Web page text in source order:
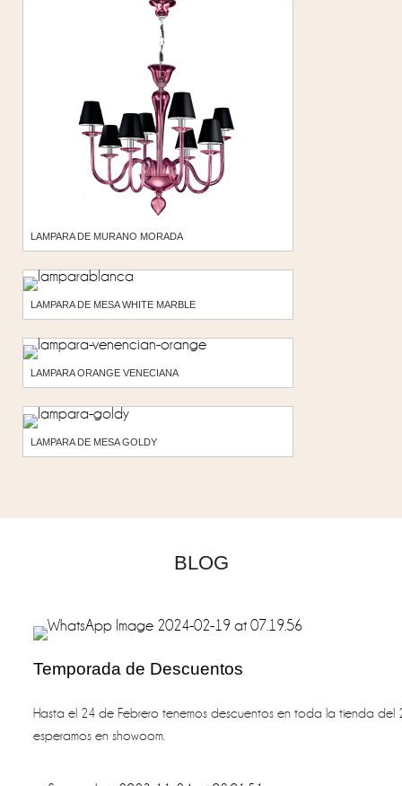
LAMPARA DE MURANO MORADA
LAMPARA DE MESA WHITE MARBLE
LAMPARA ORANGE VENECIANA
LAMPARA DE MESA GOLDY
BLOG
Temporada de Descuentos
Hasta el 24 de Febrero tenemos descuentos en toda la tienda del
esperamos en showoom.